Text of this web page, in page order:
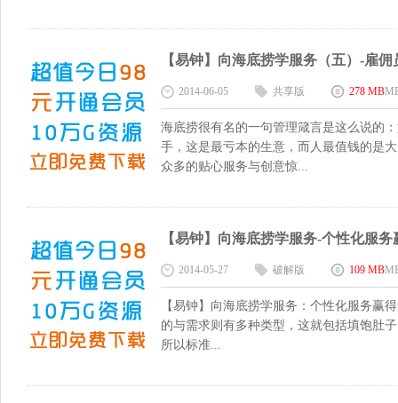
【易钟】向海底捞学服务（五）-雇佣
2014-06-05 共享版 278 MB
海底捞很有名的一句管理箴言是这么说的
手，这是最亏本的生意，而人最值钱的是
众多的贴心服务与创意惊...
【易钟】向海底捞学服务-个性化服务
2014-05-27 破解版 109 MB
【易钟】向海底捞学服务：个性化服务
的与需求则有多种类型，这就包括填饱肚
所以标准...